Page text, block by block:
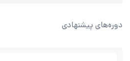
دوره‌های پیشنهادی